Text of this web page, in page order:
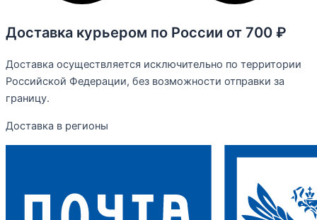
Доставка курьером по России от 700 ₽
Доставка осуществляется исключительно по территории
Российской Федерации, без возможности отправки за
границу.
Доставка в регионы